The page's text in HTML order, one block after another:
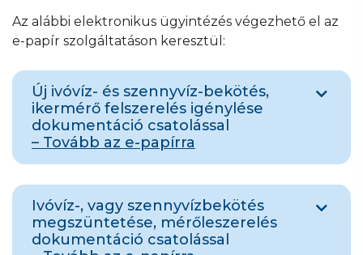
Az alábbi elektronikus ügyintézés végezhető el az
e-papír szolgáltatáson keresztül:
Új ivóvíz- és szennyvíz-bekötés,
ikermérő felszerelés igénylése
dokumentáció csatolással
– Tovább az e-papírra
Ingatlanán új víz-, vagy szennyvíz bekötés,
vagy a meglévő mérőn kívül az aknában
felszerelendő ikermérő igényelésére
vonatkozó igény bejelentés.
Ivóvíz-, vagy szennyvízbekötés
megszüntetése, mérőleszerelés
dokumentáció csatolással